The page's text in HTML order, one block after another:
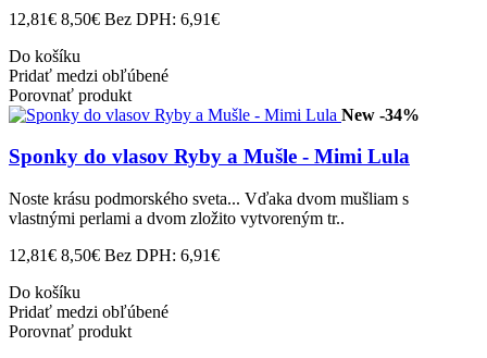
12,81€ 8,50€ Bez DPH: 6,91€
Do košíku
Pridať medzi obľúbené
Porovnať produkt
New -34%
Sponky do vlasov Ryby a Mušle - Mimi Lula
Noste krásu podmorského sveta... Vďaka dvom mušliam s
vlastnými perlami a dvom zložito vytvoreným tr..
12,81€ 8,50€ Bez DPH: 6,91€
Do košíku
Pridať medzi obľúbené
Porovnať produkt